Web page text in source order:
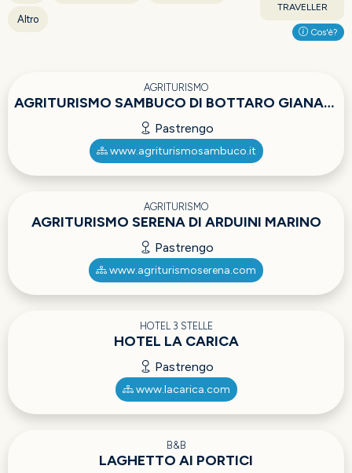
Altro
TRAVELLER
Cos'è?
AGRITURISMO
AGRITURISMO SAMBUCO DI BOTTARO GIANANDREA
Pastrengo
www.agriturismosambuco.it
AGRITURISMO
AGRITURISMO SERENA DI ARDUINI MARINO
Pastrengo
www.agriturismoserena.com
HOTEL 3 STELLE
HOTEL LA CARICA
Pastrengo
www.lacarica.com
B&B
LAGHETTO AI PORTICI